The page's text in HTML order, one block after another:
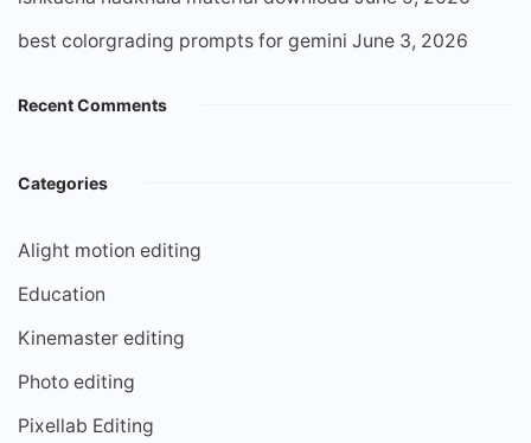
best colorgrading prompts for gemini June 3, 2026
Recent Comments
Categories
Alight motion editing
Education
Kinemaster editing
Photo editing
Pixellab Editing